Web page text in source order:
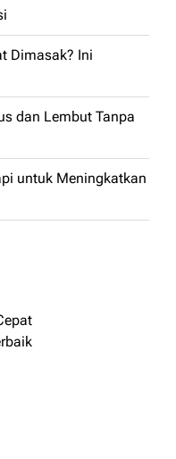
Dimasak? Ini
dan Lembut Tanpa
untuk Meningkatkan